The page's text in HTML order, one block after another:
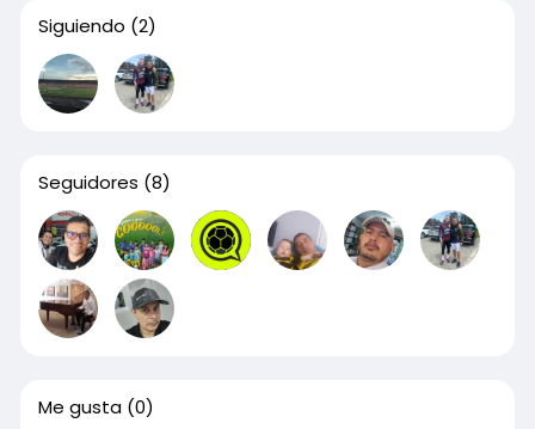
Siguiendo (2)
Seguidores (8)
Me gusta (0)